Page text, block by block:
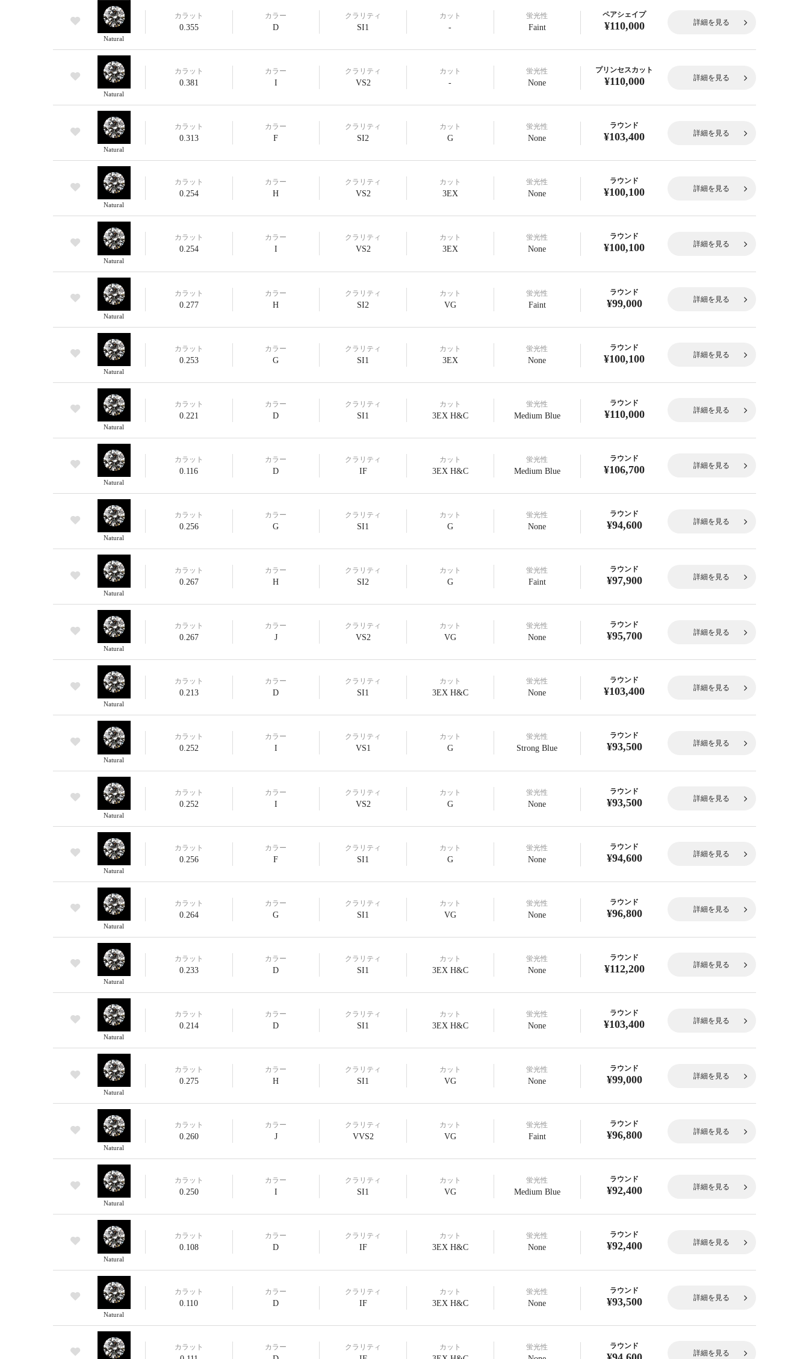
Natural
カラット
0.355
カラー
D
クラリティ
SI1
カット
-
蛍光性
Faint
ペアシェイプ
¥110,000 詳細を見る
Natural
カラット
0.381
カラー
I
クラリティ
VS2
カット
-
蛍光性
None
プリンセスカット
¥110,000 詳細を見る
Natural
カラット
0.313
カラー
F
クラリティ
SI2
カット
G
蛍光性
None
ラウンド
¥103,400 詳細を見る
Natural
カラット
0.254
カラー
H
クラリティ
VS2
カット
3EX
蛍光性
None
ラウンド
¥100,100 詳細を見る
Natural
カラット
0.254
カラー
I
クラリティ
VS2
カット
3EX
蛍光性
None
ラウンド
¥100,100 詳細を見る
Natural
カラット
0.277
カラー
H
クラリティ
SI2
カット
VG
蛍光性
Faint
ラウンド
¥99,000 詳細を見る
Natural
カラット
0.253
カラー
G
クラリティ
SI1
カット
3EX
蛍光性
None
ラウンド
¥100,100 詳細を見る
Natural
カラット
0.221
カラー
D
クラリティ
SI1
カット
3EX H&C
蛍光性
Medium Blue
ラウンド
¥110,000 詳細を見る
Natural
カラット
0.116
カラー
D
クラリティ
IF
カット
3EX H&C
蛍光性
Medium Blue
ラウンド
¥106,700 詳細を見る
Natural
カラット
0.256
カラー
G
クラリティ
SI1
カット
G
蛍光性
None
ラウンド
¥94,600 詳細を見る
Natural
カラット
0.267
カラー
H
クラリティ
SI2
カット
G
蛍光性
Faint
ラウンド
¥97,900 詳細を見る
Natural
カラット
0.267
カラー
J
クラリティ
VS2
カット
VG
蛍光性
None
ラウンド
¥95,700 詳細を見る
Natural
カラット
0.213
カラー
D
クラリティ
SI1
カット
3EX H&C
蛍光性
None
ラウンド
¥103,400 詳細を見る
Natural
カラット
0.252
カラー
I
クラリティ
VS1
カット
G
蛍光性
Strong Blue
ラウンド
¥93,500 詳細を見る
Natural
カラット
0.252
カラー
I
クラリティ
VS2
カット
G
蛍光性
None
ラウンド
¥93,500 詳細を見る
Natural
カラット
0.256
カラー
F
クラリティ
SI1
カット
G
蛍光性
None
ラウンド
¥94,600 詳細を見る
Natural
カラット
0.264
カラー
G
クラリティ
SI1
カット
VG
蛍光性
None
ラウンド
¥96,800 詳細を見る
Natural
カラット
0.233
カラー
D
クラリティ
SI1
カット
3EX H&C
蛍光性
None
ラウンド
¥112,200 詳細を見る
Natural
カラット
0.214
カラー
D
クラリティ
SI1
カット
3EX H&C
蛍光性
None
ラウンド
¥103,400 詳細を見る
Natural
カラット
0.275
カラー
H
クラリティ
SI1
カット
VG
蛍光性
None
ラウンド
¥99,000 詳細を見る
Natural
カラット
0.260
カラー
J
クラリティ
VVS2
カット
VG
蛍光性
Faint
ラウンド
¥96,800 詳細を見る
Natural
カラット
0.250
カラー
I
クラリティ
SI1
カット
VG
蛍光性
Medium Blue
ラウンド
¥92,400 詳細を見る
Natural
カラット
0.108
カラー
D
クラリティ
IF
カット
3EX H&C
蛍光性
None
ラウンド
¥92,400 詳細を見る
Natural
カラット
0.110
カラー
D
クラリティ
IF
カット
3EX H&C
蛍光性
None
ラウンド
¥93,500 詳細を見る
カラット カラー クラリティ カット 蛍光性 ラウンド
詳細を見る